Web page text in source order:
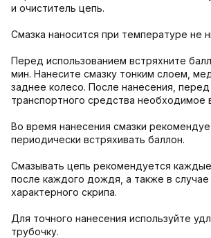
и очиститель цепь.
Смазка наносится при температуре не
Перед использованием встряхните
мин. Нанесите смазку тонким слоем,
заднее колесо. После нанесения, перед
транспортного средства необходимое
Во время нанесения смазки
периодически встряхивать баллон.
Смазывать цепь рекомендуется каждые
после каждого дождя, а также в случае
характерного скрипа.
Для точного нанесения используйте
трубочку.